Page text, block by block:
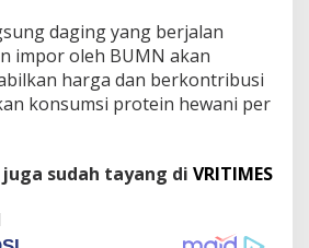
daging yang berjalan
impor oleh BUMN akan
harga dan berkontribusi
konsumsi protein hewani per
juga sudah tayang di VRITIMES